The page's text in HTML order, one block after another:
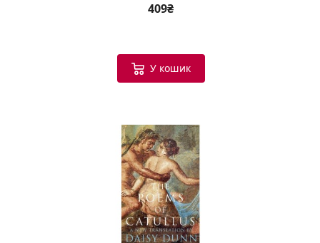
409₴
У кошик